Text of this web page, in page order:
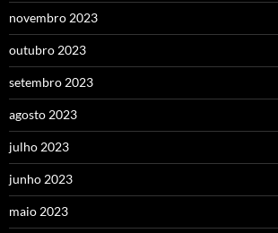
novembro 2023
outubro 2023
setembro 2023
agosto 2023
julho 2023
junho 2023
maio 2023